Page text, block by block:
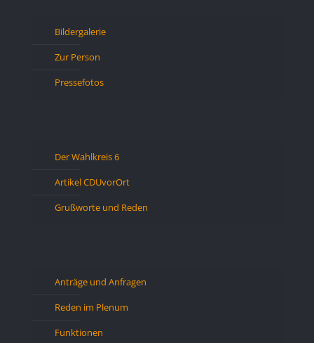
Bildergalerie
Zur Person
Pressefotos
Der Wahlkreis 6
Artikel CDUvorOrt
Grußworte und Reden
Anträge und Anfragen
Reden im Plenum
Funktionen